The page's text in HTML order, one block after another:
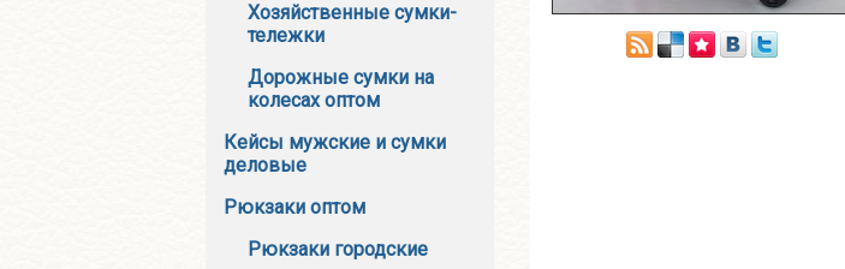
Хозяйственные сумки-
тележки
Дорожные сумки на
колесах оптом
Кейсы мужские и сумки
деловые
Рюкзаки оптом
Рюкзаки городские